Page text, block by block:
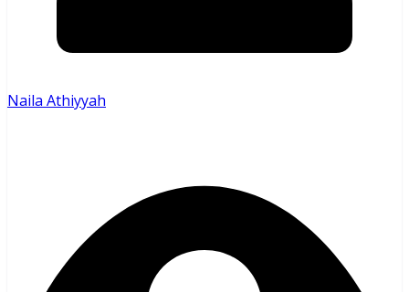
Naila Athiyyah